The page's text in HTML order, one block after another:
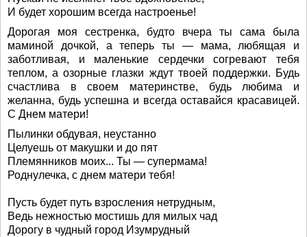
И будет хорошим всегда настроенье!
Дорогая моя сестренка, будто вчера ты сама была
маминой дочкой, а теперь ты — мама, любящая и
заботливая, и маленькие сердечки согревают тебя
теплом, а озорные глазки ждут твоей поддержки. Будь
счастлива в своем материнстве, будь любима и
желанна, будь успешна и всегда оставайся красавицей.
С Днем матери!
Пылинки обдувая, неустанно
Целуешь от макушки и до пят
Племянников моих... Ты — супермама!
Роднулечка, с днем матери тебя!
Пусть будет путь взросления нетрудным,
Ведь нежностью мостишь для милых чад
Дорогу в чудный город Изумрудный